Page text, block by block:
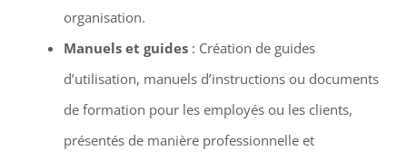
organisation.
Manuels et guides: Création de guides
d’utilisation, manuels d’instructions ou documents
de formation pour les employés ou les clients,
présentés de manière professionnelle et